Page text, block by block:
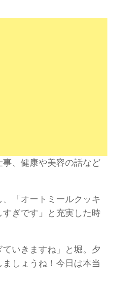
、健康や美容の話など
「オートミールクッキ
ぎです」と充実した時
ていきますね」と堀。夕
しょうね！今日は本当